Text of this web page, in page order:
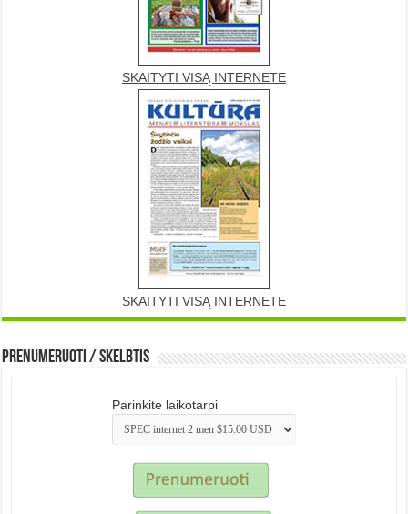
SKAITYTI VISĄ INTERNETE
SKAITYTI VISĄ INTERNETE
Prenumeruoti / Skelbtis
Parinkite laikotarpi